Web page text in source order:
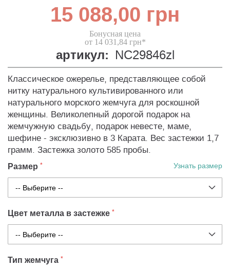
15 088,00 грн
Бонусная цена
от 14 031,84 грн*
артикул: NC29846zl
Классическое ожерелье, представляющее собой
нитку натурального культивированного или
натурального морского жемчуга для роскошной
женщины. Великолепный дорогой подарок на
жемчужную свадьбу, подарок невесте, маме,
шефине - эксклюзивно в 3 Карата. Вес застежки 1,7
грамм. Застежка золото 585 пробы.
Размер Узнать размер
Цвет металла в застежке
Тип жемчуга